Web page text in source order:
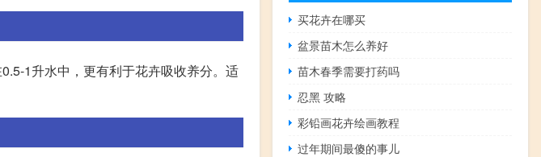
1升水中，更有利于花卉吸收养分。适
买花卉在哪买
盆景苗木怎么养好
苗木春季需要打药吗
忍黑 攻略
彩铅画花卉绘画教程
过年期间最傻的事儿